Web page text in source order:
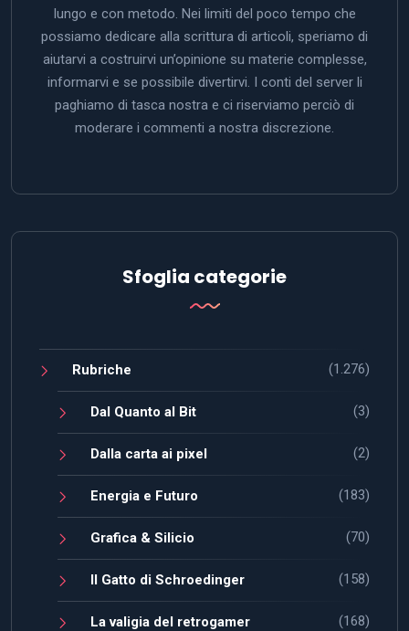
lungo e con metodo. Nei limiti del poco tempo che
possiamo dedicare alla scrittura di articoli, speriamo di
aiutarvi a costruirvi un’opinione su materie complesse,
informarvi e se possibile divertirvi. I conti del server li
paghiamo di tasca nostra e ci riserviamo perciò di
moderare i commenti a nostra discrezione.
Sfoglia categorie
Rubriche (1.276)
Dal Quanto al Bit (3)
Dalla carta ai pixel (2)
Energia e Futuro (183)
Grafica & Silicio (70)
Il Gatto di Schroedinger (158)
La valigia del retrogamer (168)